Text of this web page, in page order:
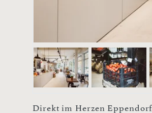
Direkt im Herzen